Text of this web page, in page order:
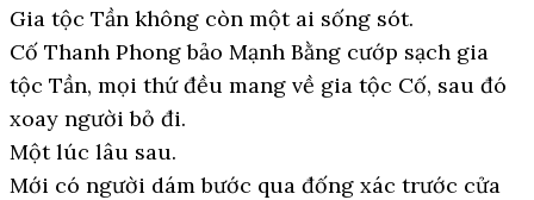
Gia tộc Tần không còn một ai sống sót.
Cố Thanh Phong bảo Mạnh Bằng cướp sạch gia
tộc Tần, mọi thứ đều mang về gia tộc Cố, sau đó
xoay người bỏ đi.
Một lúc lâu sau.
Mới có người dám bước qua đống xác trước cửa